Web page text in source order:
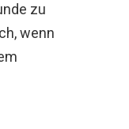
zu
wenn